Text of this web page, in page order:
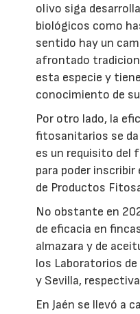
olivo siga
biológicos como
sentido hay un
afrontado
esta especie y
conocimiento de
Por otro lado, la
fitosanitarios se da
es un requisito del
para poder
de Productos
No obstante en
de eficacia en
almazara y de
los Laboratorios de
y Sevilla,
En Jaén se llevó a